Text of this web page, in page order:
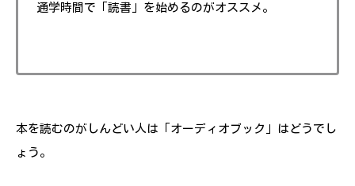
通学時間で「読書」を始めるのがオススメ。
本を読むのがしんどい人は「オーディオブック」はどうでし
ょう。